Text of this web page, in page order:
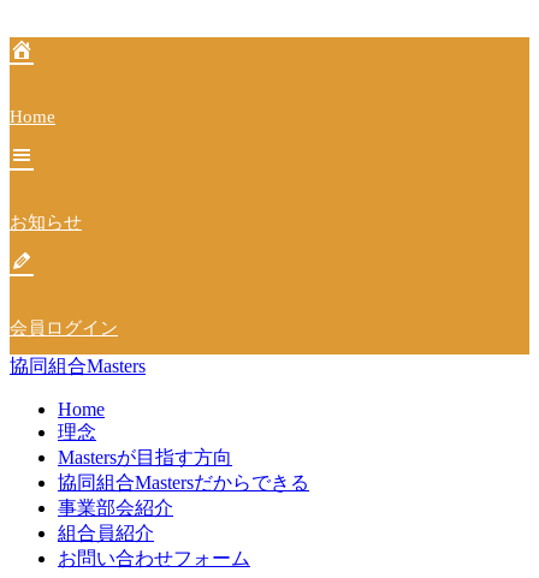
ー
ョ
ン
Home
お知らせ
会員ログイン
協同組合Masters
Home
理念
Mastersが目指す方向
協同組合Mastersだからできる
事業部会紹介
組合員紹介
お問い合わせフォーム